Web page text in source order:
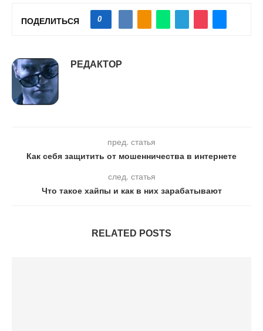
ПОДЕЛИТЬСЯ 0
РЕДАКТОР
пред. статья
Как себя защитить от мошенничества в интернете
след. статья
Что такое хайпы и как в них зарабатывают
RELATED POSTS